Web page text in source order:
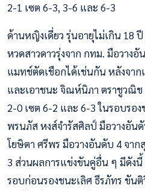
2-1 เซต 6-3, 3-6 และ 6-3
ด้านหญิงเดี่ยว รุ่นอายุไม่เกิน 18
หวดสาวดาวรุ่งจาก กทม. มือวาง
แมทช์ตัดเชือกได้เช่นกัน หลังจา
และเอาชนะ จิณห์นิภา ตราชูวณิช
2-0 เซต 6-2 และ 6-3 ในรอบรอ
พรนภัส หงส์จำรัสศิลป์ มือวางอัน
โยษิตา ศรีพร มือวางอันดับ 4 จาก
3 ส่วนผลการแข่งขันคู่อื่น ๆ มีดังนี้
รอบก่อนรองชนะเลิศ ธีรภัทร ขั